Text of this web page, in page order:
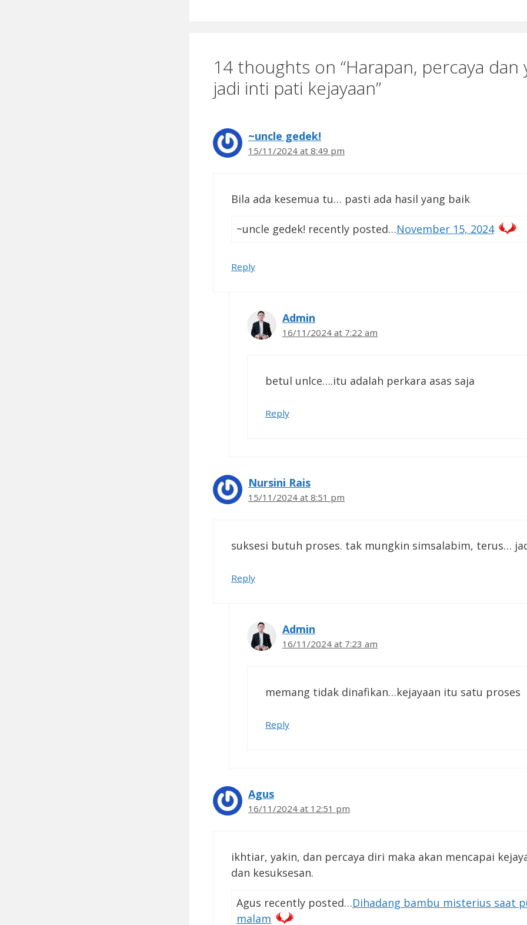
14 thoughts on “Harapan, percaya dan
jadi inti pati kejayaan”
~uncle gedek!
15/11/2024 at 8:49 pm
Bila ada kesemua tu… pasti ada hasil yang baik
~uncle gedek! recently posted…November 15, 2024
Reply
Admin
16/11/2024 at 7:22 am
betul unlce….itu adalah perkara asas saja
Reply
Nursini Rais
15/11/2024 at 8:51 pm
suksesi butuh proses. tak mungkin simsalabim, terus…
Reply
Admin
16/11/2024 at 7:23 am
memang tidak dinafikan…kejayaan itu satu proses
Reply
Agus
16/11/2024 at 12:51 pm
ikhtiar, yakin, dan percaya diri maka akan mencapai
dan kesuksesan.
Agus recently posted…Dihadang bambu misterius saat
malam